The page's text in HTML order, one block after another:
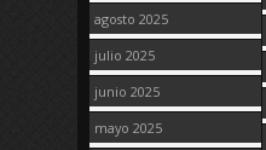
agosto 2025
julio 2025
junio 2025
mayo 2025